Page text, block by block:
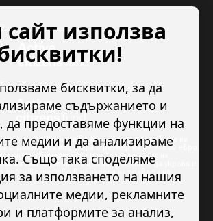
доброволчество в подкрепа на правата на
с финансова подкрепа в размер на 89 978.50 евро,
Лихтенщайн и Норвегия по линия на
на ЕИП. Основната цел на проекта е да укрепи и
доброволчество в подкрепа на правата на
сайт използва
бисквитки, за да
съдържанието и
да предоставяме функции на
медии и да анализираме
Също така споделяме
за използването на нашия
медии, рекламните
и платформите за анализ,